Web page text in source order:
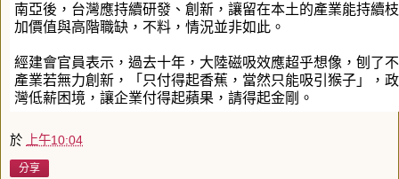
南亞後，台灣應持續研發、創新，讓留在本土的產業能持續
加價值與高階職缺，不料，情況並非如此。
經建會官員表示，過去十年，大陸磁吸效應超乎想像，刨了
產業若無力創新，「只付得起香蕉，當然只能吸引猴子」，
灣低薪困境，讓企業付得起蘋果，請得起金剛。
於 上午10:04
分享